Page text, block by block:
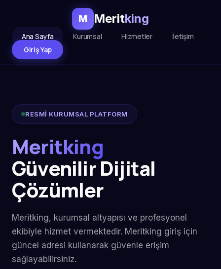
M Meritking
Ana Sayfa Kurumsal Hizmetler
İletişim
Giriş Yap
RESMİ KURUMSAL PLATFORM
Meritking
Güvenilir Dijital
Çözümler
Meritking, kurumsal altyapısı ve profesyonel
ekibiyle hizmet vermektedir. Meritking giriş için
güncel adresi kullanarak güvenle erişim
sağlayabilirsiniz.